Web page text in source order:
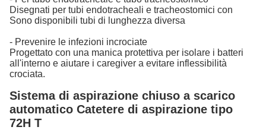
Disegnati per tubi endotracheali e tracheostomici con
Sono disponibili tubi di lunghezza diversa
- Prevenire le infezioni incrociate
Progettato con una manica protettiva per isolare i batteri
all'interno e aiutare i caregiver a evitare inflessibilità
crociata.
Sistema di aspirazione chiuso a scarico
automatico Catetere di aspirazione tipo
72H T